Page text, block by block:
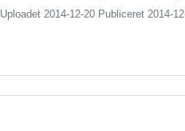
Uploadet 2014-12-20 Publiceret2014-